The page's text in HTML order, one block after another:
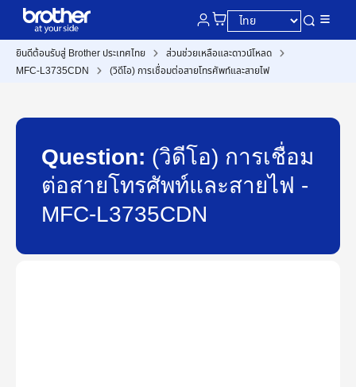
ยินดีต้อนรับสู่ Brother ประเทศไทย
ส่วนช่วยเหลือและดาวน์โหลด
MFC-L3735CDN
(วิดีโอ) การเชื่อมต่อสายโทรศัพท์และสายไฟ
Question: (วิดีโอ) การเชื่อม
ต่อสายโทรศัพท์และสายไฟ -
MFC-L3735CDN